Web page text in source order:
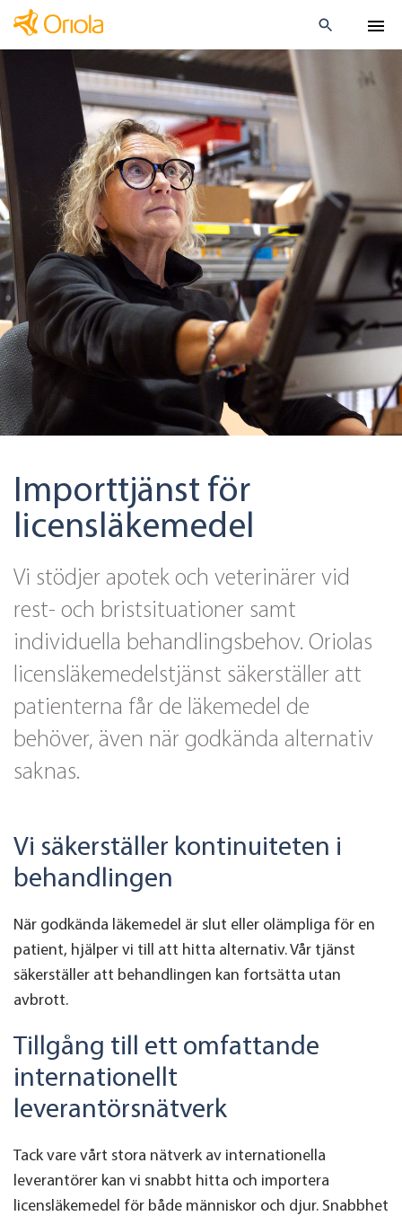
Importtjänst för
licensläkemedel
Vi stödjer apotek och veterinärer vid
rest- och bristsituationer samt
individuella behandlingsbehov. Oriolas
licensläkemedelstjänst säkerställer att
patienterna får de läkemedel de
behöver, även när godkända alternativ
saknas.
Vi säkerställer kontinuiteten i
behandlingen
När godkända läkemedel är slut eller olämpliga för en
patient, hjälper vi till att hitta alternativ. Vår tjänst
säkerställer att behandlingen kan fortsätta utan
avbrott.
Tillgång till ett omfattande
internationellt
leverantörsnätverk
Tack vare vårt stora nätverk av internationella
leverantörer kan vi snabbt hitta och importera
licensläkemedel för både människor och djur. Snabbhet